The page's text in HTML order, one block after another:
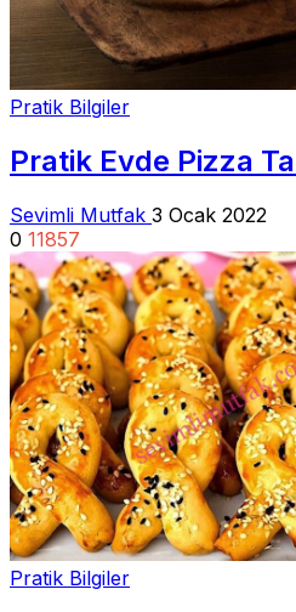
Pratik Bilgiler
Pratik Evde Pizza
Sevimli Mutfak 3 Ocak 2022
0 11857
Pratik Bilgiler